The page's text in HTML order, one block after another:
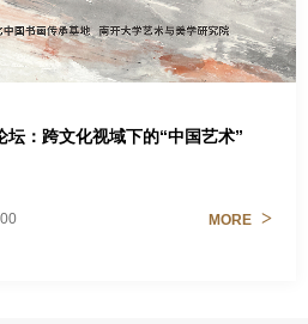
：跨文化视域下的“中国艺术”
MORE >